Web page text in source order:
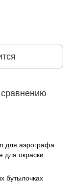
для аэрографа
для окраски
бутылочках